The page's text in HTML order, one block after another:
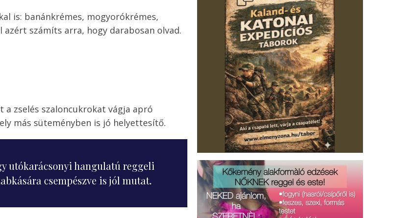
is: banánkrémes, mogyorókrémes,
számíts arra, hogy darabosan olvad.
zselés szaloncukrokat vágja apró
más süteményben is jó helyettesítő.
utókarácsonyi hangulatú reggeli
csempészve is jól mutat.